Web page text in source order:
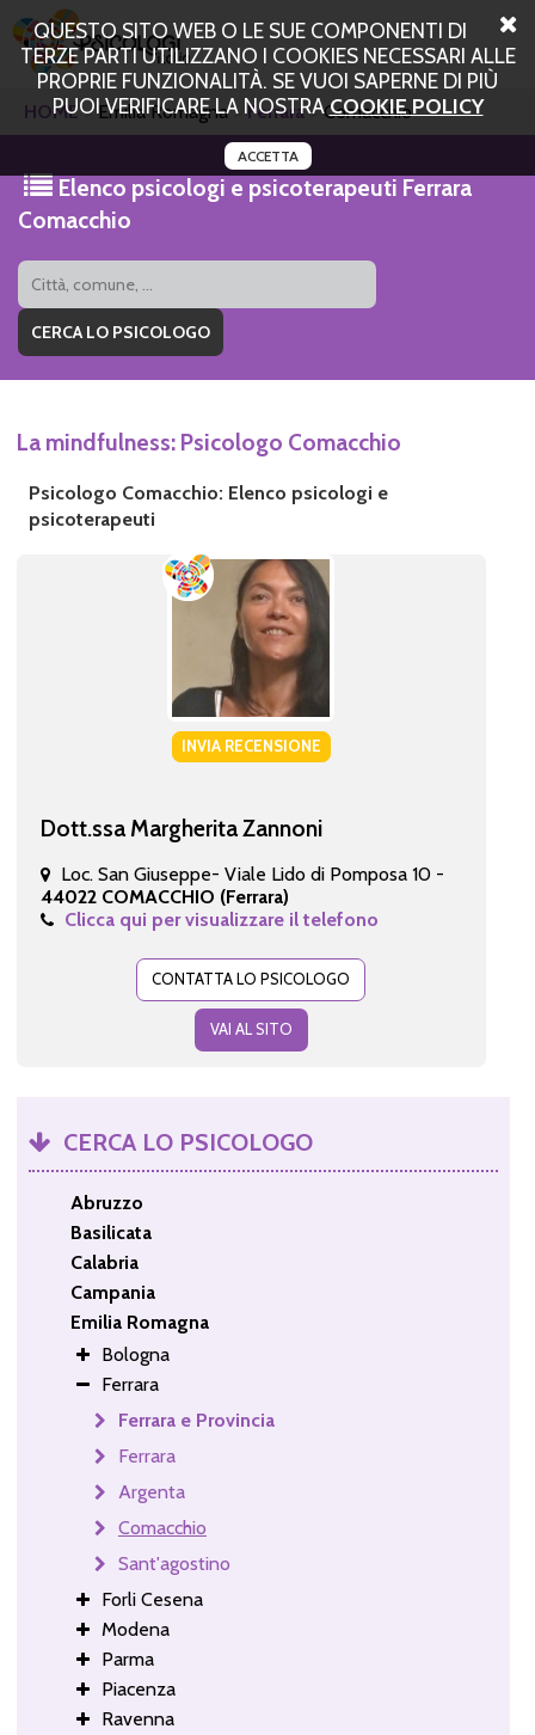
QUESTO SITO WEB O LE SUE COMPONENTI DI
TERZE PARTI UTILIZZANO I COOKIES NECESSARI ALLE
PROPRIE FUNZIONALITÀ. SE VUOI SAPERNE DI PIÙ
PUOI VERIFICARE LA NOSTRACOOKIE POLICY
ACCETTA
HOME Emilia Romagna Ferrara Comacchio
Elenco psicologi e psicoterapeuti Ferrara
Comacchio
La mindfulness: Psicologo Comacchio
Psicologo Comacchio: Elenco psicologi e
psicoterapeuti
INVIA RECENSIONE
Dott.ssa Margherita Zannoni
Loc. San Giuseppe- Viale Lido di Pomposa 10 -
44022 COMACCHIO (Ferrara)
Clicca qui per visualizzare il telefono
CONTATTA LO PSICOLOGO
VAI AL SITO
CERCA LO PSICOLOGO
Abruzzo
Basilicata
Calabria
Campania
Emilia Romagna
Bologna
Ferrara
Ferrara e Provincia
Ferrara
Argenta
Comacchio
Sant'agostino
Forli Cesena
Modena
Parma
Piacenza
Ravenna